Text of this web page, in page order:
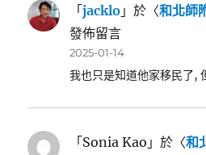
「jacklo 」於〈和北師
發佈留言
2025-01-14
我也只是知道他家移民了,
「Sonia Kao 」於〈和